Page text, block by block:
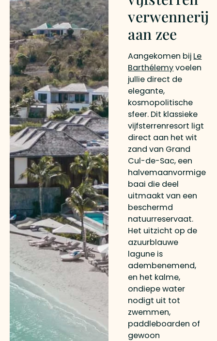
verwennerij
aan zee
Aangekomen bij Le
Barthélemyvoelen
jullie direct de
elegante,
kosmopolitische
sfeer. Dit klassieke
vijfsterrenresort ligt
direct aan het wit
zand van Grand
Cul-de-Sac, een
halvemaanvormige
baai die deel
uitmaakt van een
beschermd
natuurreservaat.
Het uitzicht op de
azuurblauwe
lagune is
adembenemend,
en het kalme,
ondiepe water
nodigt uit tot
zwemmen,
paddleboarden of
gewoon